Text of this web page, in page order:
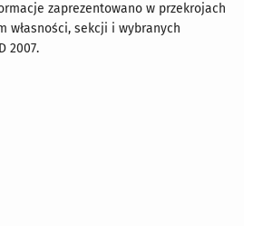
zaprezentowano w przekrojach
własności, sekcji i wybranych
2007.